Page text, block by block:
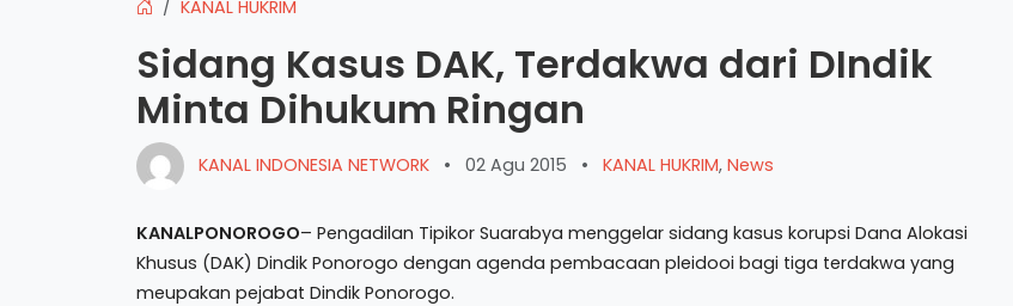
KANAL HUKRIM
Sidang Kasus DAK, Terdakwa dari DIndik
Minta Dihukum Ringan
KANAL INDONESIA NETWORK • 02 Agu 2015 • KANAL HUKRIM, News
KANALPONOROGO– Pengadilan Tipikor Suarabya menggelar sidang kasus korupsi Dana Alokasi
Khusus (DAK) Dindik Ponorogo dengan agenda pembacaan pleidooi bagi tiga terdakwa yang
meupakan pejabat Dindik Ponorogo.